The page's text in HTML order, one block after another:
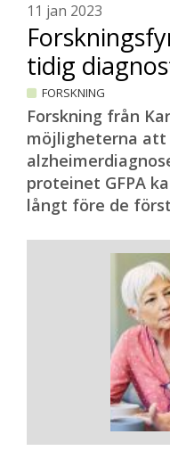
11 jan 2023
tidig
FORSKNING
Forskning från
möjligheterna
proteinet GFPA
långt före de